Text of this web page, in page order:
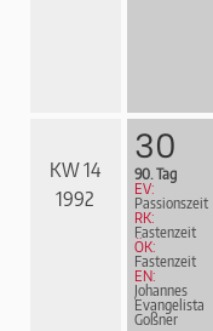
KW 14
1992
30
90. Tag
EV:
Passionszeit
RK:
Fastenzeit
ÖK:
Fastenzeit
EN:
Johannes
Evangelista
Goßner